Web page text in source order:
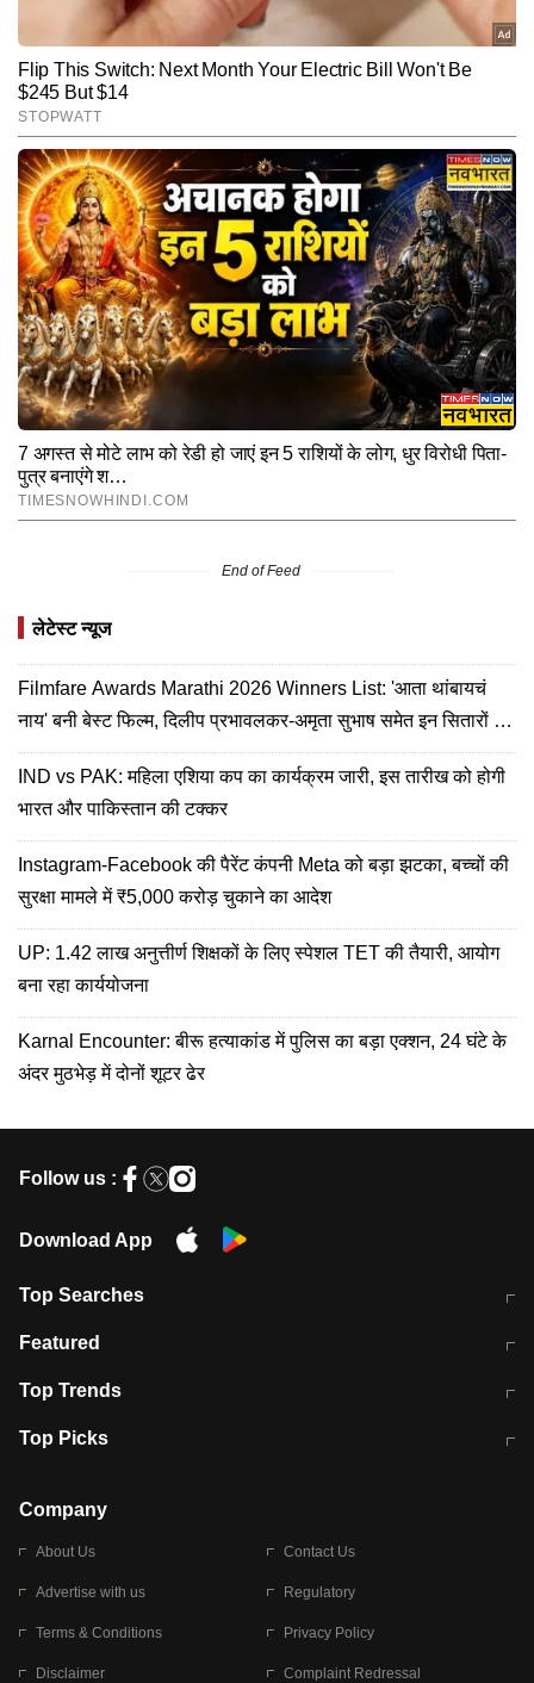
End of Feed
लेटेस्ट न्यूज
Filmfare Awards Marathi 2026 Winners List: 'आता थांबायचं
नाय' बनी बेस्ट फिल्म, दिलीप प्रभावलकर-अमृता सुभाष समेत इन सितारों को
मिला सम्मान
IND vs PAK: महिला एशिया कप का कार्यक्रम जारी, इस तारीख को होगी
भारत और पाकिस्तान की टक्कर
Instagram-Facebook की पैरेंट कंपनी Meta को बड़ा झटका, बच्चों की
सुरक्षा मामले में ₹5,000 करोड़ चुकाने का आदेश
UP: 1.42 लाख अनुत्तीर्ण शिक्षकों के लिए स्पेशल TET की तैयारी, आयोग
बना रहा कार्ययोजना
Karnal Encounter: बीरू हत्याकांड में पुलिस का बड़ा एक्शन, 24 घंटे के
अंदर मुठभेड़ में दोनों शूटर ढेर
Follow us :
Download App
Top Searches
मुंबई में लगे 'जेन जी' के पोस्टर, लिखा- 'मैं
Featured
10 अगस्त को विधानसभा का घेराव करेंगे
Top Trends
RBI का नया नियम: अब बैंकों को अपनी सभी
Top Picks
बारिश की चेतावनी
Company
About Us Contact Us
Advertise with us Regulatory
Terms & Conditions Privacy Policy
Disclaimer Complaint Redressal